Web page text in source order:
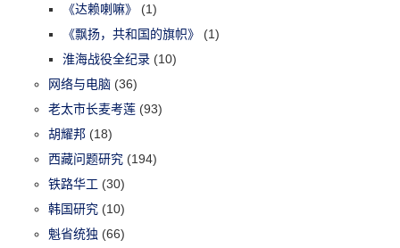
《达赖喇嘛》
(1)
《飘扬，共和国的旗帜》
(1)
淮海战役全纪录 (10)
网络与电脑 (36)
老太市长麦考莲 (93)
胡耀邦 (18)
西藏问题研究 (194)
铁路华工 (30)
韩国研究 (10)
魁省统独 (66)